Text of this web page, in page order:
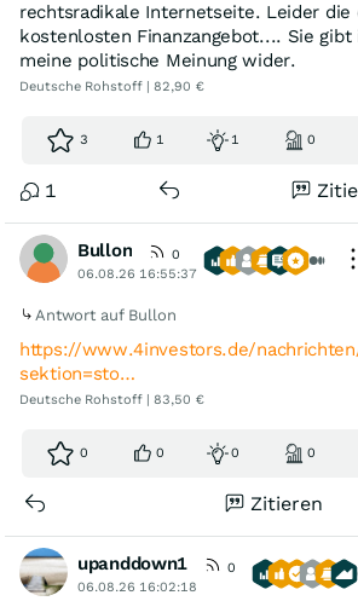
rechtsradikale Internetseite. Leider die
kostenlosten Finanzangebot.... Sie gibt
meine politische Meinung wider.
Deutsche Rohstoff | 82,90 €
3 1 1 0
1
Bullon
0
06.08.26 16:55:37
Antwort auf Bullon
https://www.4investors.de/
sektion=sto…
Deutsche Rohstoff | 83,50 €
0 0 0 0
Zitieren
upanddown1
0
06.08.26 16:02:18